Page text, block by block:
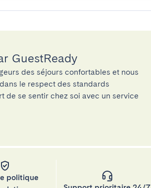
GuestReady
des séjours confortables et nous
le respect des standards
de se sentir chez soi avec un service
politique